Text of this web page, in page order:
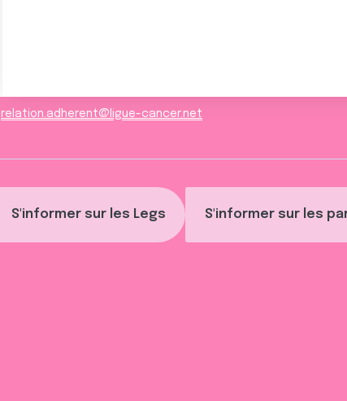
S'informer sur les Legs S'informer sur les
relation.adherent@ligue-cancer.net